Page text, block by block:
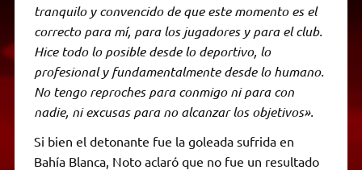
tranquilo y convencido de que este momento es el
correcto para mí, para los jugadores y para el club.
Hice todo lo posible desde lo deportivo, lo
profesional y fundamentalmente desde lo humano.
No tengo reproches para conmigo ni para con
nadie, ni excusas para no alcanzar los objetivos».
Si bien el detonante fue la goleada sufrida en
Bahía Blanca, Noto aclaró que no fue un resultado